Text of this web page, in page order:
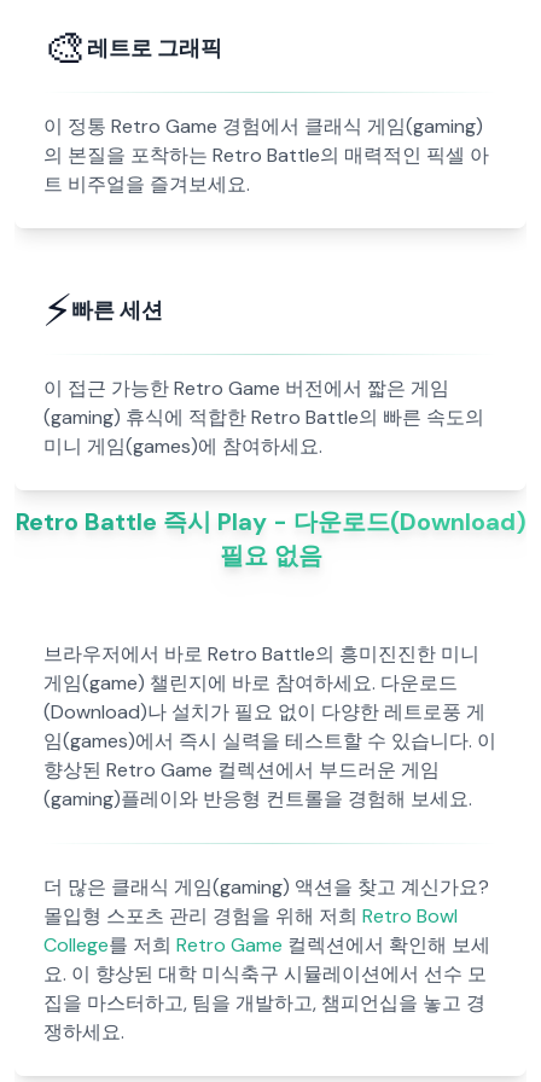
🎨 레트로 그래픽
이 정통 Retro Game 경험에서 클래식 게임(gaming)
의 본질을 포착하는 Retro Battle의 매력적인 픽셀 아
트 비주얼을 즐겨보세요.
⚡빠른 세션
이 접근 가능한 Retro Game 버전에서 짧은 게임
(gaming) 휴식에 적합한 Retro Battle의 빠른 속도의
미니 게임(games)에 참여하세요.
Retro Battle 즉시 Play - 다운로드(Download)
필요 없음
브라우저에서 바로 Retro Battle의 흥미진진한 미니
게임(game) 챌린지에 바로 참여하세요. 다운로드
(Download)나 설치가 필요 없이 다양한 레트로풍 게
임(games)에서 즉시 실력을 테스트할 수 있습니다. 이
향상된 Retro Game 컬렉션에서 부드러운 게임
(gaming)플레이와 반응형 컨트롤을 경험해 보세요.
더 많은 클래식 게임(gaming) 액션을 찾고 계신가요?
몰입형 스포츠 관리 경험을 위해 저희 Retro Bowl
College를 저희 Retro Game 컬렉션에서 확인해 보세
요. 이 향상된 대학 미식축구 시뮬레이션에서 선수 모
집을 마스터하고, 팀을 개발하고, 챔피언십을 놓고 경
쟁하세요.